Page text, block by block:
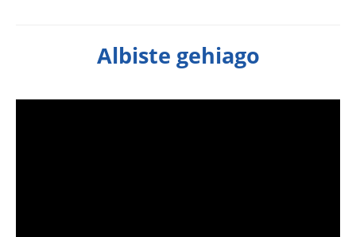
Albiste gehiago